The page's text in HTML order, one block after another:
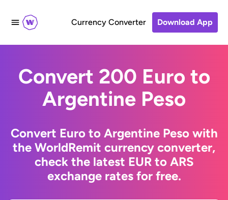
Currency Converter Download App
Convert 200 Euro to
Argentine Peso
Convert Euro to Argentine Peso with
the WorldRemit currency converter,
check the latest EUR to ARS
exchange rates for free.